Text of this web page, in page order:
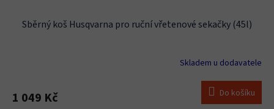
Sběrný koš Husqvarna pro ruční vřetenové sekačky (45l)
Skladem u dodavatele
1 049 Kč Do košíku